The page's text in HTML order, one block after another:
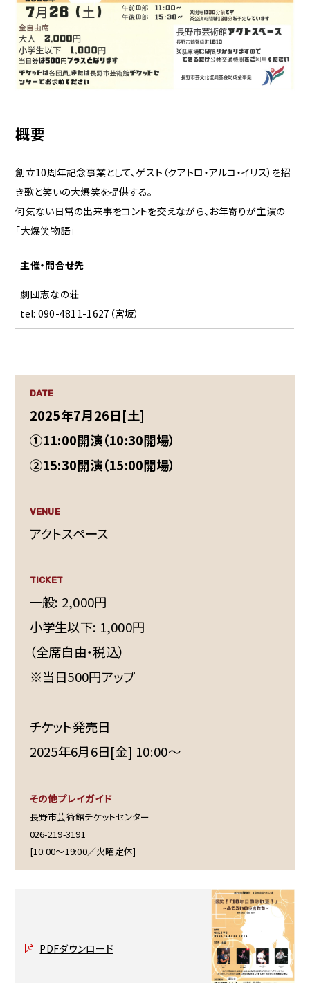
概要
創立10周年記念事業として、ゲスト（クアトロ・アルコ・イリス）を招
き歌と笑いの大爆笑を提供する。
何気ない日常の出来事をコントを交えながら、お年寄りが主演の
「大爆笑物語」
主催・問合せ先
劇団志なの荘
tel: 090-4811-1627（宮坂）
DATE
2025年7月26日[土]
①11:00開演（10:30開場）
②15:30開演（15:00開場）
VENUE
アクトスペース
TICKET
一般: 2,000円
小学生以下: 1,000円
（全席自由・税込）
※当日500円アップ
チケット発売日
2025年6月6日[金] 10:00～
その他プレイガイド
長野市芸術館チケットセンター
026-219-3191
[10:00～19:00／火曜定休]
PDFダウンロード